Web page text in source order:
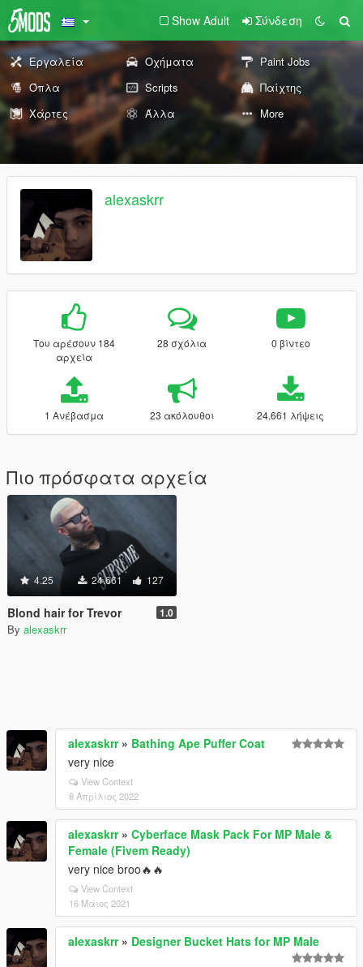
Show Adult Σύνδεση
Εργαλεία Οχήματα
Paint Jobs
Όπλα
Scripts
Παίχτης
Χάρτες
Άλλα More
alexaskrr
Του αρέσουν 184
αρχεία
28 σχόλια 0 βίντεο
1 Ανέβασμα 23 ακόλουθοι 24.661 λήψεις
Πιο πρόσφατα αρχεία
4.25 24.661 127
Blond hair for Trevor 1.0
By alexaskrr
alexaskrr» Bathing Ape Puffer Coat
very nice
View Context
8 Απρίλιος 2022
alexaskrr» Cyberface Mask Pack For MP Male &
Female (Fivem Ready)
very nice broo🔥🔥
View Context
16 Μάιος 2021
alexaskrr» Designer Bucket Hats for MP Male